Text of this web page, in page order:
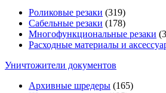
Роликовые резаки (319)
Сабельные резаки (178)
Многофункциональные резаки
Расходные материалы и
Уничтожители документов
Архивные шредеры (165)